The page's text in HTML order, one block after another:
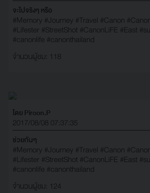
จะไปจริงๆ หรือ
#Memory #Journey #Travel #Canon
#Lifester #StreetShot #CanonLiFE #East
#canonlife #canonthailand
จำนวนผู้ชม: 118
โดย Piroon.P
2017/08/08 07:37:35
ช่วยกันๆ
#Memory #Journey #Travel #Canon
#Lifester #StreetShot #CanonLiFE #East
#canonlife #canonthailand
จำนวนผู้ชม: 124